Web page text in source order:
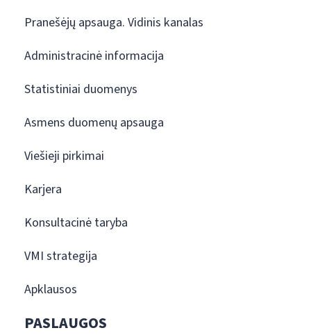
Pranešėjų apsauga. Vidinis kanalas
Administracinė informacija
Statistiniai duomenys
Asmens duomenų apsauga
Viešieji pirkimai
Karjera
Konsultacinė taryba
VMI strategija
Apklausos
PASLAUGOS